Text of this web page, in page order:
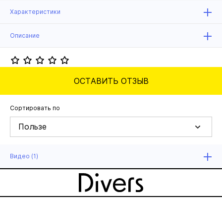
Характеристики
Описание
ОСТАВИТЬ ОТЗЫВ
Сортировать по
Пользе
Видео (1)